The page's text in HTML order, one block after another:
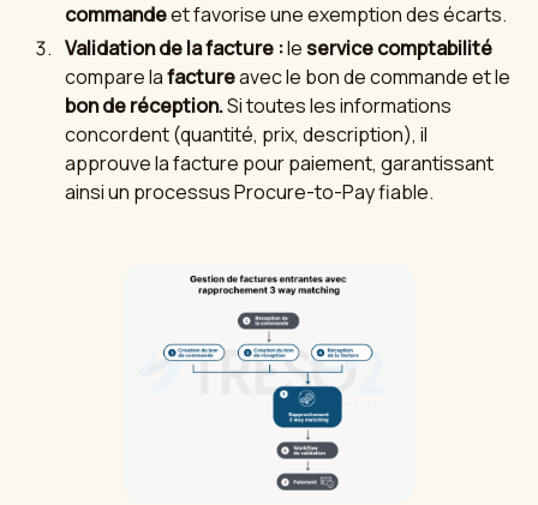
commandeet favorise une exemption des écarts.
Validation de la facture :le service comptabilité
compare lafactureavec le bon de commande et le
bon de réception.Si toutes les informations
concordent (quantité, prix, description), il
approuve la facture pour paiement, garantissant
ainsi un processus Procure-to-Pay fiable.